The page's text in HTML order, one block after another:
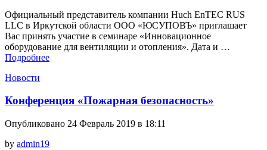
Официальный представитель компании Huch EnTEC RUS
LLC в Иркутской области ООО «ЮСУПОВЪ» приглашает
Вас принять участие в семинаре «Инновационное
оборудование для вентиляции и отопления». Дата и …
Подробнее
Новости
Конференция «Пожарная безопасность»
Опубликовано 24 Февраль 2019 в 18:11
by admin19